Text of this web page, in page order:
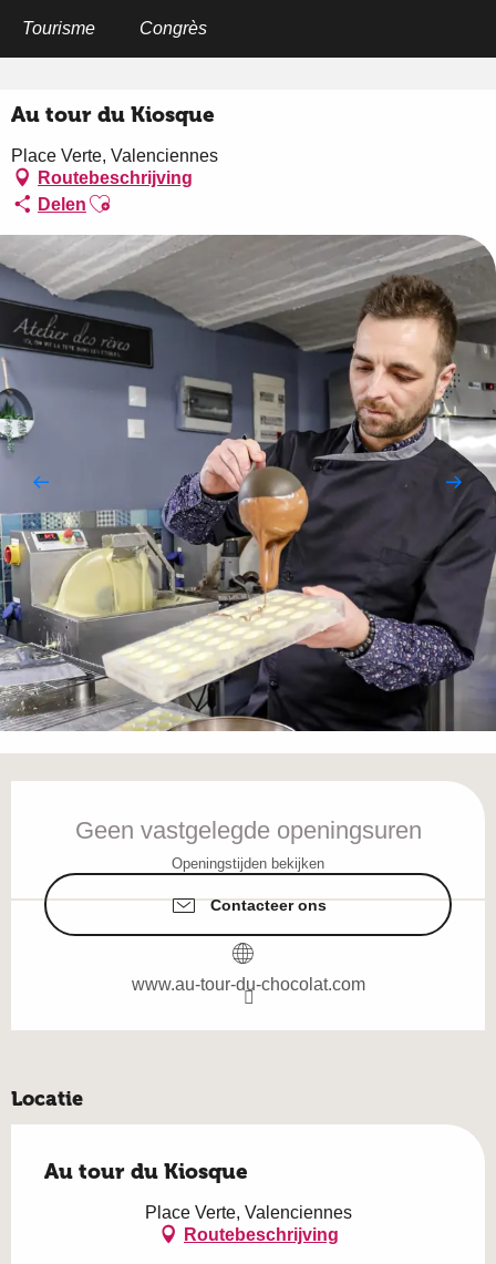
Tourisme Congrès
Au tour du Kiosque
Place Verte, Valenciennes
Routebeschrijving
Delen Ajouter aux favoris
Geen vastgelegde openingsuren
Openingstijden bekijken
Contacteer ons
www.au-tour-du-chocolat.com
Locatie
Au tour du Kiosque
Place Verte, Valenciennes
Routebeschrijving